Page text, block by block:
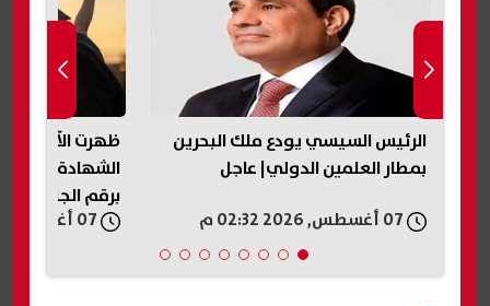
ظهرت الآن بالاسم فقط.. نتيجة
ظهرت الآن في
نتيجة الصف
الثاني 2026